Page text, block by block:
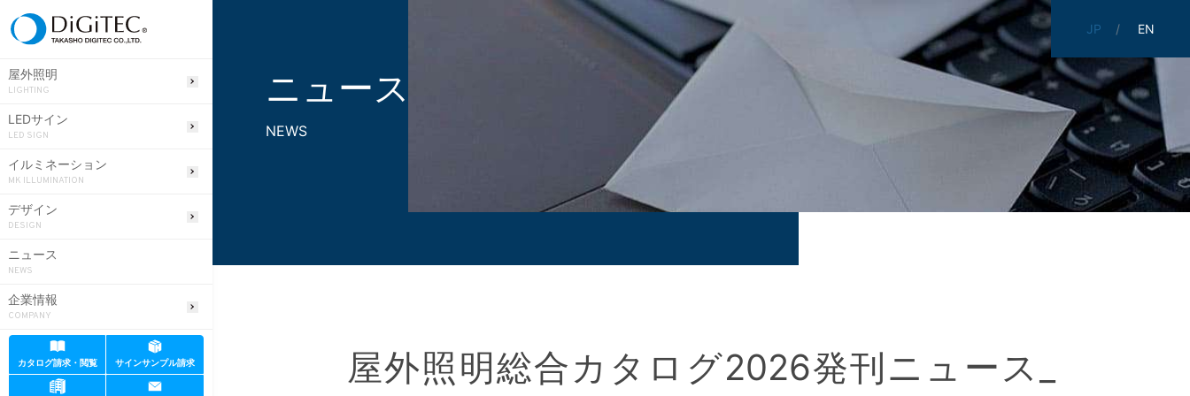
屋外照明
LIGHTING
LEDサイン
LED SIGN
イルミネーション
MK ILLUMINATION
デザイン
DESIGN
ニュース
NEWS
企業情報
COMPANY
カタログ請求・閲覧 サインサンプル請求
JP EN
ニュース
NEWS
屋外照明総合カタログ2026発刊ニュース_